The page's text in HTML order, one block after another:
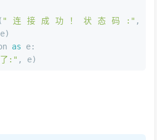
( "连接成功！状态码:" ,
as e:
:" , e)